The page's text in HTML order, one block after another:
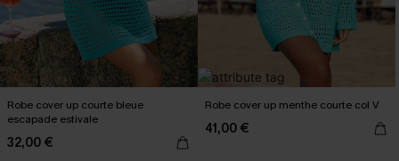
Robe cover up courte bleue
escapade estivale
32,00 €
Robe cover up menthe courte col V
41,00 €